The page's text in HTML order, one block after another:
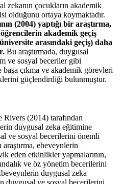
zekanın çocukların akademik
olduğunu ortaya koymaktadır.
(2004) yaptığı bir araştırma,
akademik geçiş
arasındaki geçiş) daha
Bu araştırmada, duygusal
ve sosyal beceriler gibi
çıkma ve akademik görevleri
güçlendirdiği bulunmuştur.
(2014) tarafından
duygusal zeka eğitimine
ve sosyal becerilerini önemli
araştırma, ebeveynlerin
eden etkinlikler yapmalarının,
ve öz yönetim becerilerini
duygusal zeka
duygusal ve sosyal becerilerini